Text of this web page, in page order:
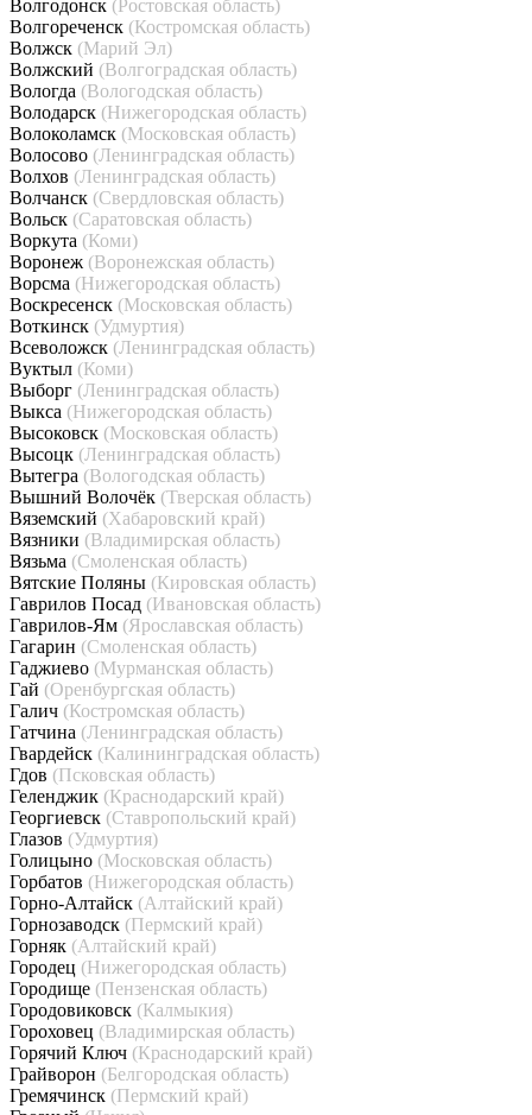
Волгодонск (Ростовская область)
Волгореченск (Костромская область)
Волжск (Марий Эл)
Волжский (Волгоградская область)
Вологда (Вологодская область)
Володарск (Нижегородская область)
Волоколамск (Московская область)
Волосово (Ленинградская область)
Волхов (Ленинградская область)
Волчанск (Свердловская область)
Вольск (Саратовская область)
Воркута (Коми)
Воронеж (Воронежская область)
Ворсма (Нижегородская область)
Воскресенск (Московская область)
Воткинск (Удмуртия)
Всеволожск (Ленинградская область)
Вуктыл (Коми)
Выборг (Ленинградская область)
Выкса (Нижегородская область)
Высоковск (Московская область)
Высоцк (Ленинградская область)
Вытегра (Вологодская область)
Вышний Волочёк (Тверская область)
Вяземский (Хабаровский край)
Вязники (Владимирская область)
Вязьма (Смоленская область)
Вятские Поляны (Кировская область)
Гаврилов Посад (Ивановская область)
Гаврилов-Ям (Ярославская область)
Гагарин (Смоленская область)
Гаджиево (Мурманская область)
Гай (Оренбургская область)
Галич (Костромская область)
Гатчина (Ленинградская область)
Гвардейск (Калининградская область)
Гдов (Псковская область)
Геленджик (Краснодарский край)
Георгиевск (Ставропольский край)
Глазов (Удмуртия)
Голицыно (Московская область)
Горбатов (Нижегородская область)
Горно-Алтайск (Алтайский край)
Горнозаводск (Пермский край)
Горняк (Алтайский край)
Городец (Нижегородская область)
Городище (Пензенская область)
Городовиковск (Калмыкия)
Гороховец (Владимирская область)
Горячий Ключ (Краснодарский край)
Грайворон (Белгородская область)
Гремячинск (Пермский край)